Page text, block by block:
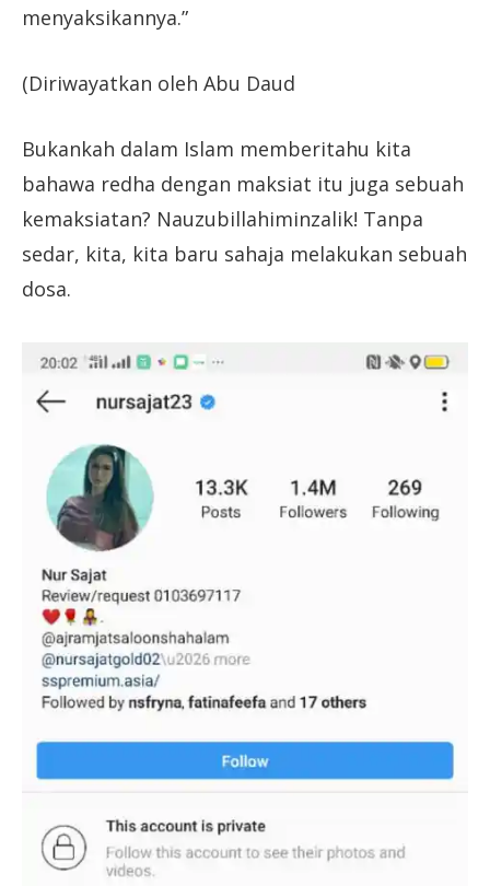
menyaksikannya.”
(Diriwayatkan oleh Abu Daud
Bukankah dalam Islam memberitahu kita
bahawa redha dengan maksiat itu juga sebuah
kemaksiatan? Nauzubillahiminzalik! Tanpa
sedar, kita, kita baru sahaja melakukan sebuah
dosa.